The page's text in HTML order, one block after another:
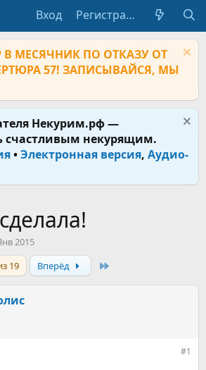
Вход Регистрация
В МЕСЯЧНИК ПО ОТКАЗУ ОТ
57! ЗАПИСЫВАЙСЯ, МЫ
Некурим.рф —
счастливым некурящим.
•Электронная версия, Аудио-
2015
19
Вперёд
#1